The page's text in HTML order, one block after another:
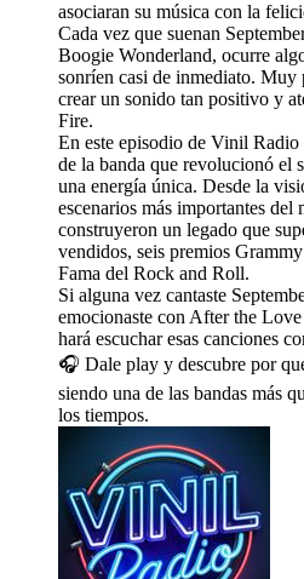
asociaran su música con la
Cada vez que suenan
Boogie Wonderland, ocurre
sonríen casi de inmediato. Muy
crear un sonido tan positivo y
Fire.
En este episodio de Vinil Radio
de la banda que revolucionó
una energía única. Desde la
escenarios más importantes del
construyeron un legado que
vendidos, seis premios
Fama del Rock and Roll.
Si alguna vez cantaste
emocionaste con After the
hará escuchar esas canciones
🎧 Dale play y descubre por
siendo una de las bandas más
los tiempos.